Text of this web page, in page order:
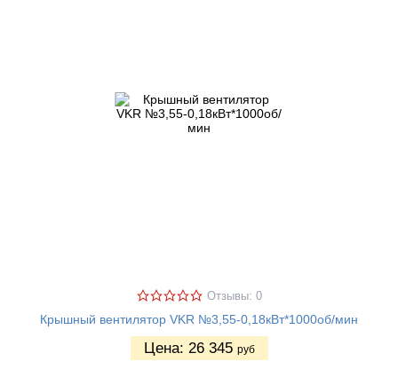
Отзывы: 0
Крышный вентилятор VKR №3,55-0,18кВт*1000об/мин
Цена: 26 345 руб